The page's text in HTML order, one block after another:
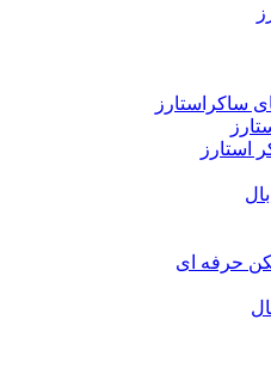
ساکراستارز
استارز
حرفه ای